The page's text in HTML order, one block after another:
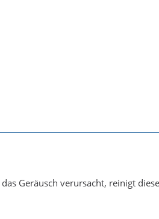
Geräusch verursacht, reinigt